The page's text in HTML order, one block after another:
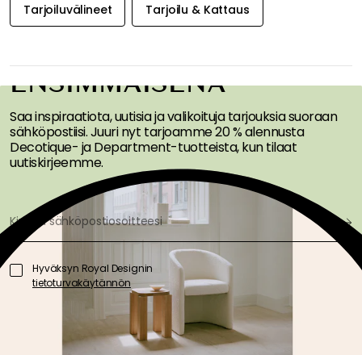
Tarjoiluvälineet Tarjoilu & Kattaus
SAA INSPIRAATIOTA &
TARJOUKSIA
ENSIMMÄISENÄ
Saa inspiraatiota, uutisia ja valikoituja tarjouksia suoraan
sähköpostiisi. Juuri nyt tarjoamme 20 % alennusta
Decotique- ja Department-tuotteista, kun tilaat
uutiskirjeemme.
Hyväksyn Royal Designin
tietoturvakäytännön